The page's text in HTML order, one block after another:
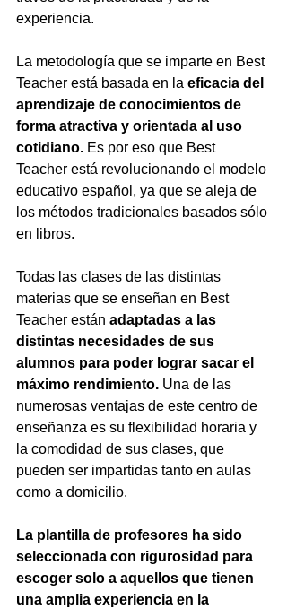
experiencia.
La metodología que se imparte en Best
Teacher está basada en la eficacia del
aprendizaje de conocimientos de
forma atractiva y orientada al uso
cotidiano. Es por eso que Best
Teacher está revolucionando el modelo
educativo español, ya que se aleja de
los métodos tradicionales basados sólo
en libros.
Todas las clases de las distintas
materias que se enseñan en Best
Teacher están adaptadas a las
distintas necesidades de sus
alumnos para poder lograr sacar el
máximo rendimiento. Una de las
numerosas ventajas de este centro de
enseñanza es su flexibilidad horaria y
la comodidad de sus clases, que
pueden ser impartidas tanto en aulas
como a domicilio.
La plantilla de profesores ha sido
seleccionada con rigurosidad para
escoger solo a aquellos que tienen
una amplia experiencia en la